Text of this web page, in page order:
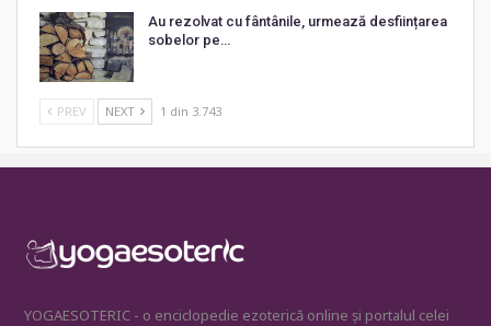
Au rezolvat cu fântânile, urmează desființarea
sobelor pe…
PREV NEXT 1 din 3.743
YOGAESOTERIC - o enciclopedie ezoterică online și portalul celei